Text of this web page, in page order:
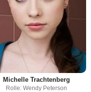
Michelle Trachtenberg
Rolle: Wendy Peterson